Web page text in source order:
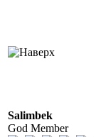
Salimbek
God Member